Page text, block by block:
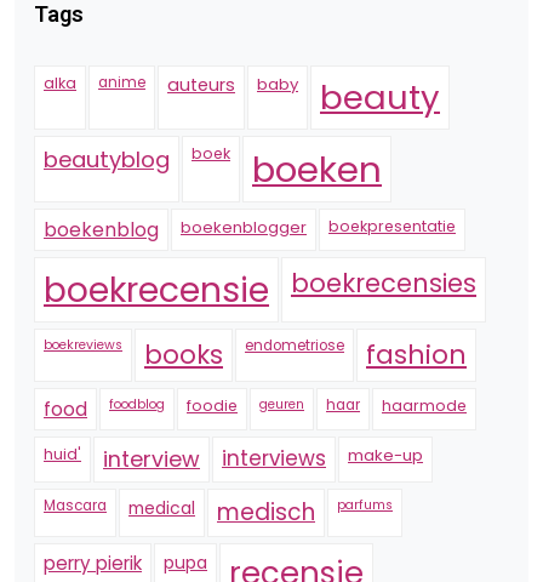
Tags
alka anime auteurs baby beauty
beautyblog boek boeken
boekenblog boekenblogger boekpresentatie
boekrecensie boekrecensies
boekreviews books endometriose fashion
food foodblog foodie geuren haar haarmode
huid' interview interviews make-up
Mascara medical medisch parfums
perry pierik pupa